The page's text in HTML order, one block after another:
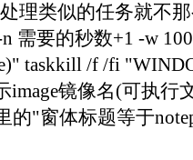
理类似的任务就不
n 需要的秒数+1 -w
taskkill /f /fi
image镜像名(可执行
的"窗体标题等于